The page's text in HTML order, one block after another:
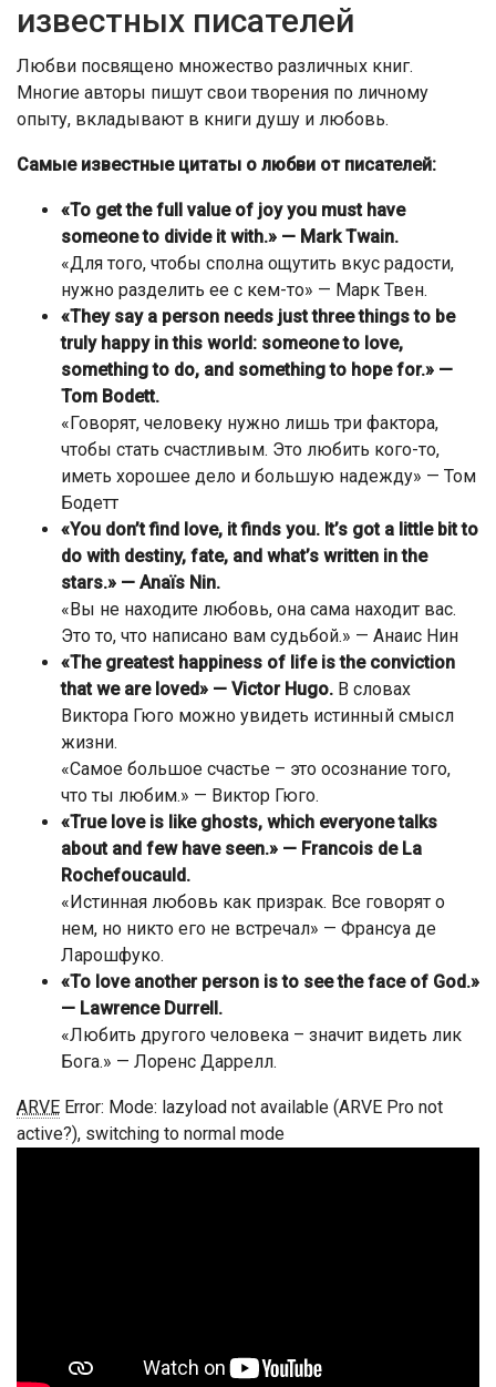
известных писателей
Любви посвящено множество различных книг.
Многие авторы пишут свои творения по личному
опыту, вкладывают в книги душу и любовь.
Самые известные цитаты о любви от писателей:
«To get the full value of joy you must have
someone to divide it with.» — Mark Twain.
«Для того, чтобы сполна ощутить вкус радости,
нужно разделить ее с кем-то» — Марк Твен.
«They say a person needs just three things to be
truly happy in this world: someone to love,
something to do, and something to hope for.» —
Tom Bodett.
«Говорят, человеку нужно лишь три фактора,
чтобы стать счастливым. Это любить кого-то,
иметь хорошее дело и большую надежду» — Том
Бодетт
«You don’t find love, it finds you. It’s got a little bit to
do with destiny, fate, and what’s written in the
stars.» — Anaïs Nin.
«Вы не находите любовь, она сама находит вас.
Это то, что написано вам судьбой.» — Анаис Нин
«The greatest happiness of life is the conviction
that we are loved» — Victor Hugo. В словах
Виктора Гюго можно увидеть истинный смысл
жизни.
«Самое большое счастье – это осознание того,
что ты любим.» — Виктор Гюго.
«True love is like ghosts, which everyone talks
about and few have seen.» — Francois de La
Rochefoucauld.
«Истинная любовь как призрак. Все говорят о
нем, но никто его не встречал» — Франсуа де
Ларошфуко.
«To love another person is to see the face of God.»
— Lawrence Durrell.
«Любить другого человека – значит видеть лик
Бога.» — Лоренс Даррелл.
ARVE Error: Mode: lazyload not available (ARVE Pro not
active?), switching to normal mode